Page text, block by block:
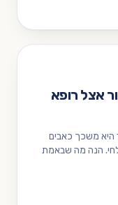
אצל רופא
היא משכך כאבים
הנה מה שבאמת